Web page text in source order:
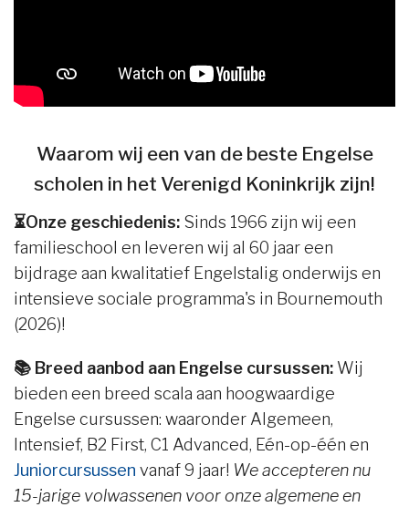
Waarom wij een van de beste Engelse
scholen in het Verenigd Koninkrijk zijn!
⏳Onze geschiedenis: Sinds 1966 zijn wij een
familieschool en leveren wij al 60 jaar een
bijdrage aan kwalitatief Engelstalig onderwijs en
intensieve sociale programma's in Bournemouth
(2026)!
📚 Breed aanbod aan Engelse cursussen: Wij
bieden een breed scala aan hoogwaardige
Engelse cursussen: waaronder Algemeen,
Intensief, B2 First, C1 Advanced, Eén-op-één en
Juniorcursussen vanaf 9 jaar! We accepteren nu
15-jarige volwassenen voor onze algemene en